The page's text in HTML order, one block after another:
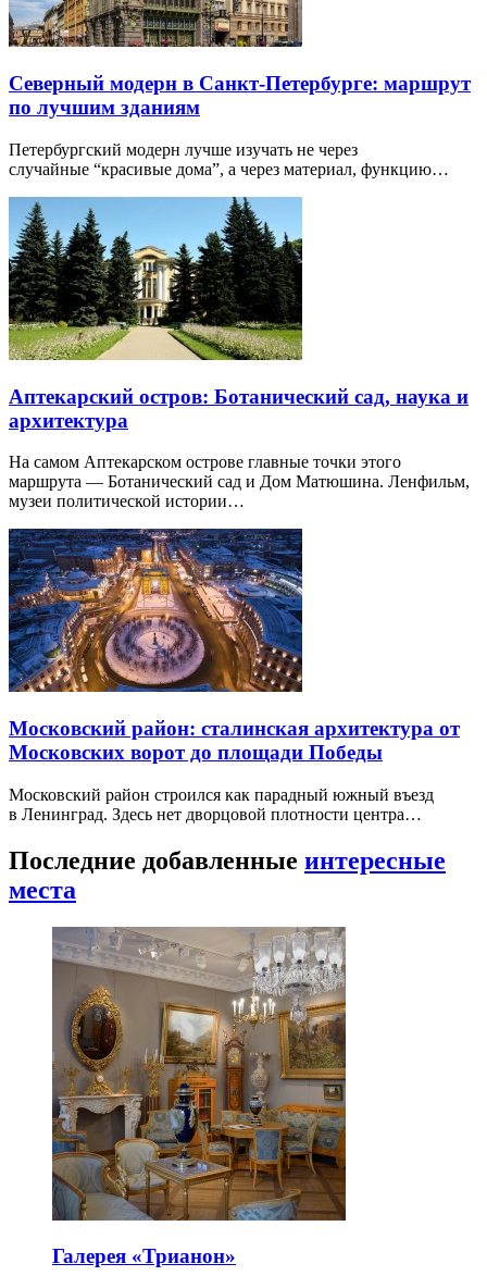
Северный модерн в Санкт-Петербурге: маршрут
по лучшим зданиям
Петербургский модерн лучше изучать не через
случайные “красивые дома”, а через материал, функцию…
Аптекарский остров: Ботанический сад, наука и
архитектура
На самом Аптекарском острове главные точки этого
маршрута — Ботанический сад и Дом Матюшина. Ленфильм,
музеи политической истории…
Московский район: сталинская архитектура от
Московских ворот до площади Победы
Московский район строился как парадный южный въезд
в Ленинград. Здесь нет дворцовой плотности центра…
Последние добавленные интересные
места
Галерея «Трианон»